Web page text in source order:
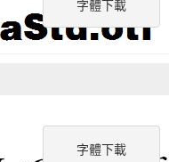
字體下載
字體下載